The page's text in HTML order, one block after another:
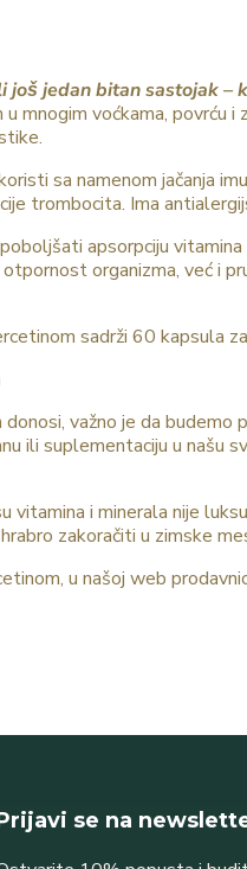
još jedan bitan sastojak –
mnogim voćkama, povrću
sa namenom jačanja
trombocita. Ima
apsorpciju
organizma, već i
sadrži 60 kapsula
važno je da
ili suplementaciju u našu
vitamina i minerala nije
zakoračiti u zimske
u našoj web
se na